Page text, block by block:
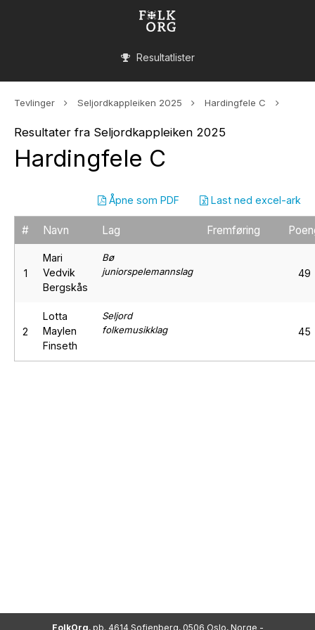
Resultatlister
Tevlinger Seljordkappleiken 2025 Hardingfele C
Resultater fra Seljordkappleiken 2025
Hardingfele C
Last ned excel-ark
Åpne som PDF
# Navn Lag Fremføring
1
Mari
Vedvik
Bergskås
Bø
juniorspelemannslag
49
2
Lotta
Maylen
Finseth
Seljord
folkemusikklag
45
FolkOrg, pb. 4614 Sofienberg, 0506 Oslo, Norge -